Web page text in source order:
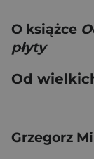
O książce
płyty
Od
Grzegorz